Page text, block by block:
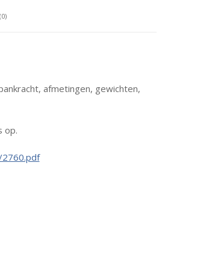
(0)
afmetingen, gewichten,
op.